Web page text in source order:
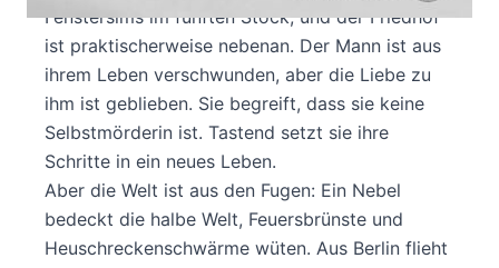
Fenstersims im fünften Stock, und der Friedhof
ist praktischerweise nebenan. Der Mann ist aus
ihrem Leben verschwunden, aber die Liebe zu
ihm ist geblieben. Sie begreift, dass sie keine
Selbstmörderin ist. Tastend setzt sie ihre
Schritte in ein neues Leben.
Aber die Welt ist aus den Fugen: Ein Nebel
bedeckt die halbe Welt, Feuersbrünste und
Heuschreckenschwärme wüten. Aus Berlin flieht